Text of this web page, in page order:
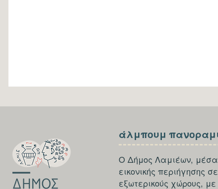
FOOTER-
FIRST
SECTION
FOOTER-
άλμπουμ
Ο Δήμος Λαμιέων, μέσα
εικονικής περιήγησης
εξωτερικούς χώρους,